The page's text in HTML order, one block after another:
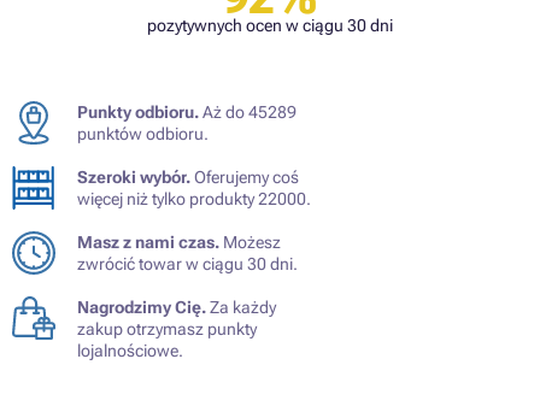
pozytywnych ocen w ciągu 30 dni
Punkty odbioru.Aż do 45289
punktów odbioru.
Szeroki wybór.Oferujemy coś
więcej niż tylko produkty 22000.
Masz z nami czas. Możesz
zwrócić towar w ciągu 30 dni.
Nagrodzimy Cię.Za każdy
zakup otrzymasz punkty
lojalnościowe.